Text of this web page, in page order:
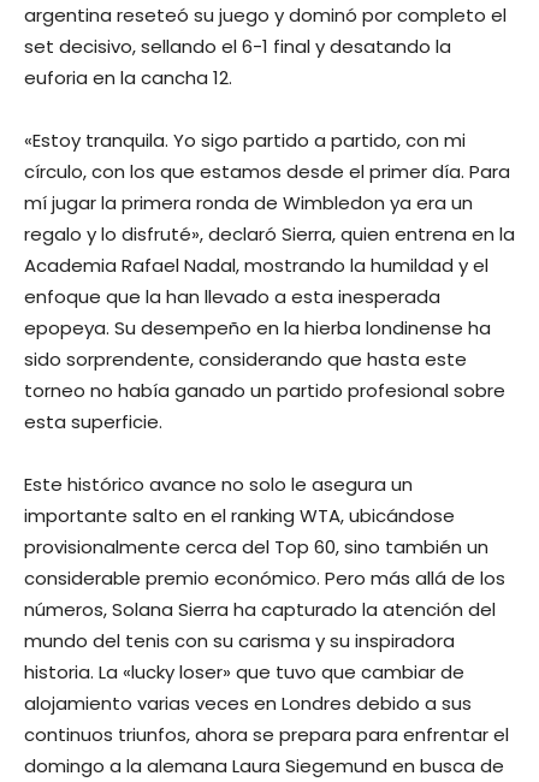
argentina reseteó su juego y dominó por completo el
set decisivo, sellando el 6-1 final y desatando la
euforia en la cancha 12.
«Estoy tranquila. Yo sigo partido a partido, con mi
círculo, con los que estamos desde el primer día. Para
mí jugar la primera ronda de Wimbledon ya era un
regalo y lo disfruté», declaró Sierra, quien entrena en la
Academia Rafael Nadal, mostrando la humildad y el
enfoque que la han llevado a esta inesperada
epopeya. Su desempeño en la hierba londinense ha
sido sorprendente, considerando que hasta este
torneo no había ganado un partido profesional sobre
esta superficie.
Este histórico avance no solo le asegura un
importante salto en el ranking WTA, ubicándose
provisionalmente cerca del Top 60, sino también un
considerable premio económico. Pero más allá de los
números, Solana Sierra ha capturado la atención del
mundo del tenis con su carisma y su inspiradora
historia. La «lucky loser» que tuvo que cambiar de
alojamiento varias veces en Londres debido a sus
continuos triunfos, ahora se prepara para enfrentar el
domingo a la alemana Laura Siegemund en busca de